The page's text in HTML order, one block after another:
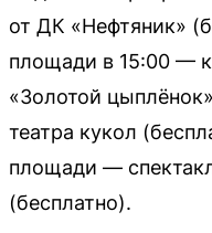
от ДК «Нефтяник»
площади в 15:00 —
«Золотой
театра кукол
площади —
(бесплатно).